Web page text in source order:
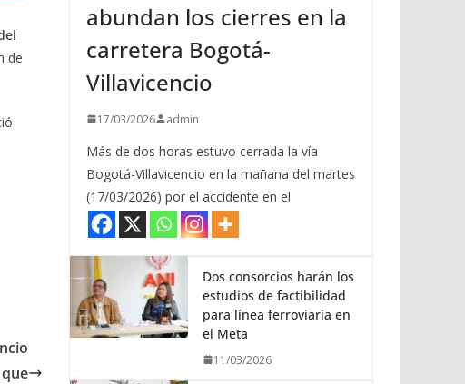
de
abundan los cierres en la
carretera Bogotá-
Villavicencio
17/03/2026 admin
Más de dos horas estuvo cerrada la vía
Bogotá-Villavicencio en la mañana del martes
(17/03/2026) por el accidente en el
Dos consorcios harán los
estudios de factibilidad
para línea ferroviaria en
el Meta
11/03/2026